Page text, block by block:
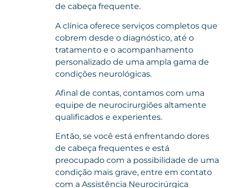
de cabeça frequente.
A clínica oferece serviços completos que
cobrem desde o diagnóstico, até o
tratamento e o acompanhamento
personalizado de uma ampla gama de
condições neurológicas.
Afinal de contas, contamos com uma
equipe de neurocirurgiões altamente
qualificados e experientes.
Então, se você está enfrentando dores
de cabeça frequentes e está
preocupado com a possibilidade de uma
condição mais grave, entre em contato
com a Assistência Neurocirúrgica